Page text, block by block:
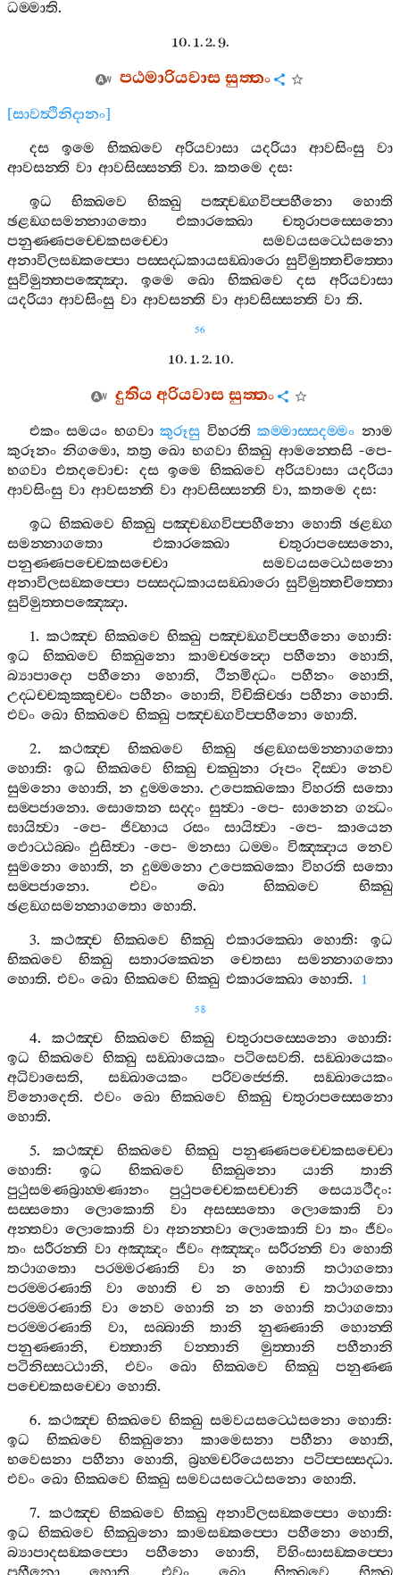
ධම‍්මාති.
10. 1. 2. 9.
පඨමාරියවාසසුත‍්තං
[සාවත්‍ථිනිදානං]
දස
ඉමෙ භික‍්ඛවෙ අරියවාසා යදරියා ආවසිංසු
වා
ආවසන‍්ති වා ආවසිස‍්සන‍්ති වා. කතමෙ දස:
ඉධ
භික‍්ඛවෙ භික‍්ඛු පඤ‍්චඞ‍්ගවිප‍්පහීනො
හොති
ඡළඞ‍්ගසමන‍්නාගතො
එකාරක‍්ඛො
චතුරාපස‍්සෙනො
පනුණ‍්ණපච‍්චෙකසච‍්චො
සමවයසට‍්ඨෙසනො
අනාවිලසඞ‍්කප‍්පො පස‍්සද‍්ධකායසඞ‍්ඛාරො සුවිමුත‍්තචිත‍්තො
සුවිමුත‍්තපඤ‍්ඤො. ඉමෙ ඛො භික‍්ඛවෙ දස
අරියවාසා
යදරියා ආවසිංසු වා ආවසන‍්ති වා ආවසිස‍්සන‍්ති වා ති.
56
10. 1. 2. 10.
දුතියඅරියවාසසුත‍්තං
එකං සමයං භගවා කුරූසු විහරති කම‍්මාස‍්සදම‍්මං නාම
කුරූනං නිගමො, තත්‍ර ඛො භගවා භික‍්ඛු ආමන‍්තෙසි-පෙ-
භගවා එතදවොච: දස ඉමෙ භික‍්ඛවෙ අරියවාසා යදරියා
ආවසිංසු වා ආවසන‍්ති වා ආවසිස‍්සන‍්ති වා, කතමෙ දස:
ඉධ භික‍්ඛවෙ භික‍්ඛු පඤ‍්චඞ‍්ගවිප‍්පහීනො හොති ඡළඞ‍්ග
සමන‍්නාගතො
එකාරක‍්ඛො චතුරාපස‍්සෙනො,
පනුණ‍්ණපච‍්චෙකසච‍්චො
සමවයසට‍්ඨෙසනො
අනාවිලසඞ‍්කප‍්පො පස‍්සද‍්ධකායසඞ‍්ඛාරො සුවිමුත‍්තචිත‍්තො
සුවිමුත‍්තපඤ‍්ඤො.
1. කථඤ‍්ච භික‍්ඛවෙ භික‍්ඛු පඤ‍්චඞ‍්ගවිප‍්පහීනො හොති:
ඉධ
භික‍්ඛවෙ භික‍්ඛුනො කාමච‍්ඡන්‍දො පහීනො හොති,
බ්‍යාපාදො
පහීනො හොති, ථීනමිද‍්ධං පහීනං හොති,
උද‍්ධච‍්චකුක‍්කුච‍්චං පහීනං හොති,විචිකිච‍්ඡා පහීනා හොති.
එවං ඛො භික‍්ඛවෙ භික‍්ඛු පඤ‍්චඞ‍්ගවිප‍්පහීනො හොති.
2. කථඤ‍්ච භික‍්ඛවෙ භික‍්ඛු
ඡළඞ‍්ගසමන‍්නාගතො
හොති: ඉධ භික‍්ඛවෙ භික‍්ඛු චක‍්ඛුනා රූපං දිස‍්වා
නෙව
සුමනො හොති, න දුම‍්මනො.උපෙක‍්ඛකො විහරති සතො
සම‍්පජානො.සොතෙන සද‍්දං සුත්‍වා-පෙ- ඝානෙන ගන්‍ධං
ඝායිත්‍වා -පෙ-ජිව‍්හාය රසං සායිත්‍වා-පෙ-කායෙන
ඵොට‍්ඨබ‍්බං ඵුසිත්‍වා -පෙ- මනසා ධම‍්මං විඤ‍්ඤාය නෙව
සුමනො හොති, න දුම‍්මනො උපෙක‍්ඛකො විහරති සතො
සම‍්පජානො. එවං ඛො භික‍්ඛවෙ
භික‍්ඛු
ඡළඞ‍්ගසමන‍්නාගතො හොති.
3.කථඤ‍්ච භික‍්ඛවෙ භික‍්ඛු එකාරක‍්ඛො හොති:ඉධ
භික‍්ඛවෙ
භික‍්ඛු සතාරක‍්ඛෙන චෙතසා
සමන‍්නාගතො
හොති. එවං ඛො භික‍්ඛවෙ භික‍්ඛු එකාරක‍්ඛො හොති. 1
58
4.කථඤ‍්ච භික‍්ඛවෙ භික‍්ඛු චතුරාපස‍්සෙනො හොති:
ඉධ භික‍්ඛවෙ භික‍්ඛු සඞ‍්ඛායෙකං පටිසෙවති. සඞ‍්ඛායෙකං
අධිවාසෙති, සඞ‍්ඛායෙකං පරිවජ‍්ජෙති.සඞ‍්ඛායෙකං
විනොදෙති.එවං ඛො භික‍්ඛවෙ භික‍්ඛු
චතුරාපස‍්සෙනො
හොති.
5.කථඤ‍්ච භික‍්ඛවෙ භික‍්ඛු
පනුණ‍්ණපච‍්චෙකසච‍්චො
හොති:ඉධ භික‍්ඛවෙ භික‍්ඛුනො යානි
තානි
පුථුසමණබ්‍රාහ‍්මණානං
පුථුපච‍්චෙකසච‍්චානි සෙය්‍යථීදං:
සස‍්සතො
ලොකොති වා අසස‍්සතො ලොකොති
වා
අන‍්තවා ලොකොති වා අනන‍්තවා ලොකොති වා තං ජීවං
තං සරීරන‍්ති වා අඤ‍්ඤං ජීවං අඤ‍්ඤං සරීරන‍්ති වා හොති
තථාගතො
පරම‍්මරණාති වා න හොති
තථාගතො
පරම‍්මරණාති
වා හොති ච න හොති ච
තථාගතො
පරම‍්මරණාති
වා නෙව හොති න න හොති
තථාගතො
පරම‍්මරණාති
වා, සබ‍්බානි තානි නුණ‍්ණානි
හොන‍්ති
පනුණ‍්ණානි, චත‍්තානි වන‍්තානි මුත‍්තානි
පහීනානි
පටිනිස‍්සට‍්ඨානි, එවං ඛො භික‍්ඛවෙ භික‍්ඛු
පනුණ‍්ණ
පච‍්චෙකසච‍්චො හොති.
6. කථඤ‍්ච භික‍්ඛවෙ භික‍්ඛු සමවයසට‍්ඨෙසනො හොති:
ඉධ
භික‍්ඛවෙ භික‍්ඛුනො කාමෙසනා පහීනා හොති,
භවෙසනා
පහීනා හොති, බ්‍රහ‍්මචරියෙසනා පටිප‍්පස‍්සද‍්ධා.
එවං ඛො භික‍්ඛවෙ භික‍්ඛු සමවයසට‍්ඨෙසනො හොති.
7. කථඤ‍්ච භික‍්ඛවෙ භික‍්ඛු අනාවිලසඞ‍්කප‍්පො හොති:
ඉධ
භික‍්ඛවෙ භික‍්ඛුනො කාමසඞ‍්කප‍්පො පහීනො හොති,
බ්‍යාපාදසඞ‍්කප‍්පො
පහීනො හොති,විහිංසාසඞ‍්කප‍්පො